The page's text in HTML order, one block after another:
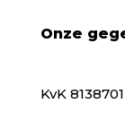
Onze
KvK 8138701